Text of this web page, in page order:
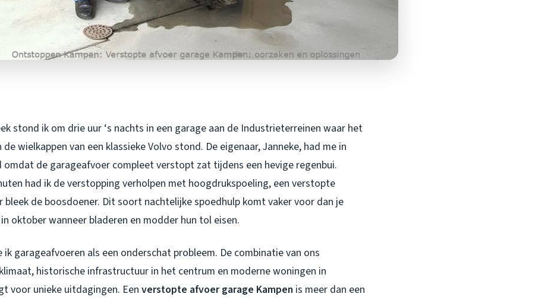
stond ik om drie uur ‘s nachts in een garage aan de Industrieterreinen waar het
wielkappen van een klassieke Volvo stond. De eigenaar, Janneke, had me in
omdat de garageafvoer compleet verstopt zat tijdens een hevige regenbui.
had ik de verstopping verholpen met hoogdrukspoeling, een verstopte
bleek de boosdoener. Dit soort nachtelijke spoedhulp komt vaker voor dan je
oktober wanneer bladeren en modder hun tol eisen.
ik garageafvoeren als een onderschat probleem. De combinatie van ons
historische infrastructuur in het centrum en moderne woningen in
voor unieke uitdagingen. Een verstopte afvoer garage Kampen is meer dan een